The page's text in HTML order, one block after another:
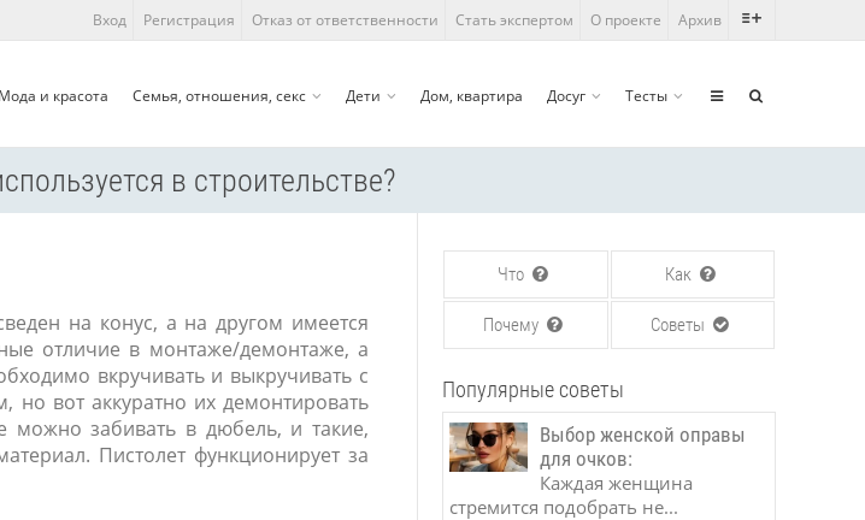
Вход Регистрация Отказ от ответственности Стать экспертом О проекте Архив
Мода и красота Семья, отношения, секс Дети Дом, квартира Досуг Тесты
в строительстве?
на конус, а на другом имеется
отличие в монтаже/демонтаже, а
вкручивать и выкручивать с
вот аккуратно их демонтировать
можно забивать в дюбель, и такие,
Пистолет функционирует за
Что Как
Почему Советы
Популярные советы
Выбор женской оправы
для очков:
Каждая женщина
стремится подобрать не...